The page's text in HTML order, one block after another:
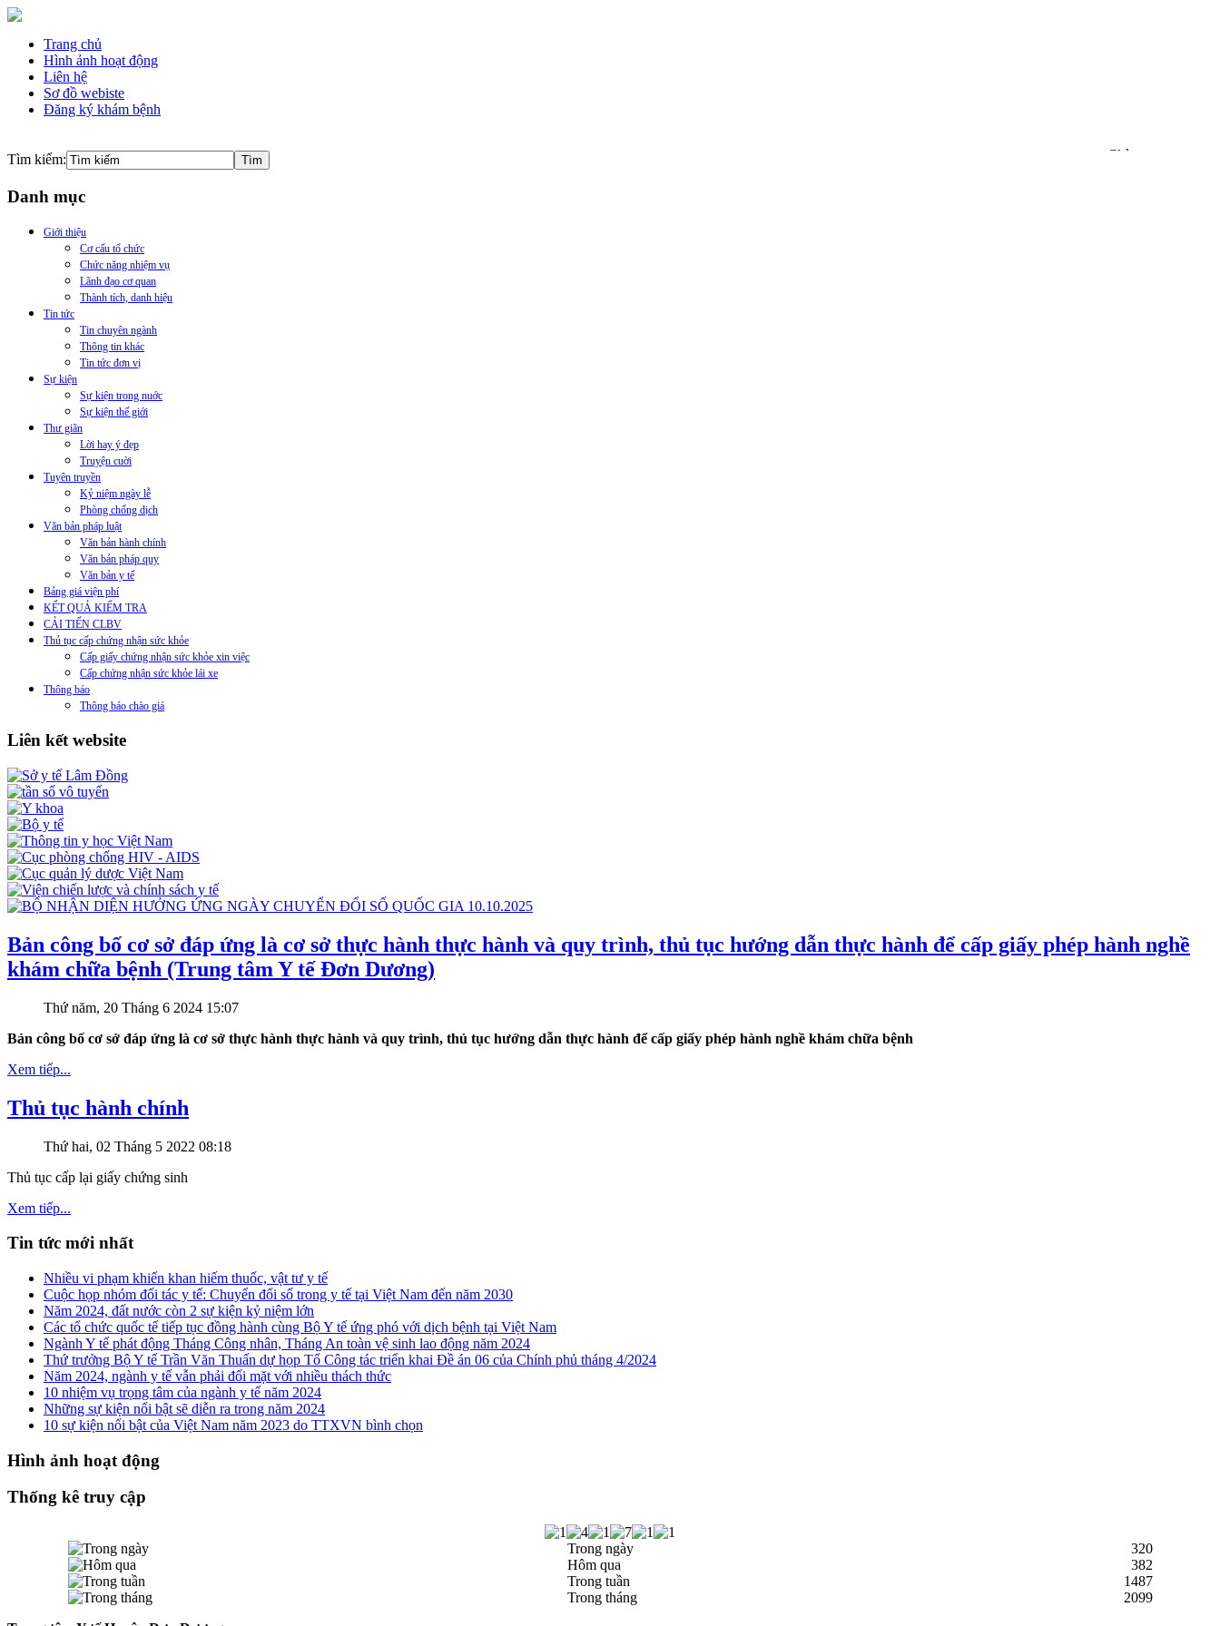
Trang chủ
Hình ảnh hoạt động
Liên hệ
Sơ đồ webiste
Đăng ký khám bệnh
Chào mừng các
Tìm kiếm:
Danh mục
Giới thiệu
Cơ cấu tổ chức
Chức năng nhiệm vụ
Lãnh đạo cơ quan
Thành tích, danh hiệu
Tin tức
Tin chuyên ngành
Thông tin khác
Tin tức đơn vị
Sự kiện
Sự kiện trong nuớc
Sự kiện thế giới
Thư giãn
Lời hay ý đẹp
Truyện cuời
Tuyên truyền
Kỷ niệm ngày lễ
Phòng chống dịch
Văn bản pháp luật
Văn bản hành chính
Văn bản pháp quy
Văn bản y tế
Bảng giá viện phí
KẾT QUẢ KIỂM TRA
CẢI TIẾN CLBV
Thủ tục cấp chứng nhận sức khỏe
Cấp giấy chứng nhận sức khỏe xin việc
Cấp chứng nhận sức khỏe lái xe
Thông báo
Thông báo chào giá
Liên kết website
Bản công bố cơ sở đáp ứng là cơ sở thực hành thực hành và quy trình, thủ tục hướng dẫn thực hành để cấp giấy phép hành nghề
khám chữa bệnh (Trung tâm Y tế Đơn Dương)
Thứ năm, 20 Tháng 6 2024 15:07
Bản công bố cơ sở đáp ứng là cơ sở thực hành thực hành và quy trình, thủ tục hướng dẫn thực hành để cấp giấy phép hành nghề khám chữa bệnh
Xem tiếp...
Thủ tục hành chính
Thứ hai, 02 Tháng 5 2022 08:18
Thủ tục cấp lại giấy chứng sinh
Xem tiếp...
Tin tức mới nhất
Nhiều vi phạm khiến khan hiếm thuốc, vật tư y tế
Cuộc họp nhóm đối tác y tế: Chuyển đổi số trong y tế tại Việt Nam đến năm 2030
Năm 2024, đất nước còn 2 sự kiện kỷ niệm lớn
Các tổ chức quốc tế tiếp tục đồng hành cùng Bộ Y tế ứng phó với dịch bệnh tại Việt Nam
Ngành Y tế phát động Tháng Công nhân, Tháng An toàn vệ sinh lao động năm 2024
Thứ trưởng Bộ Y tế Trần Văn Thuấn dự họp Tổ Công tác triển khai Đề án 06 của Chính phủ tháng 4/2024
Năm 2024, ngành y tế vẫn phải đối mặt với nhiều thách thức
10 nhiệm vụ trọng tâm của ngành y tế năm 2024
Những sự kiện nổi bật sẽ diễn ra trong năm 2024
10 sự kiện nổi bật của Việt Nam năm 2023 do TTXVN bình chọn
Hình ảnh hoạt động
Thống kê truy cập
Trong ngày
320
Hôm qua
382
Trong tuần
1487
Trong tháng
2099